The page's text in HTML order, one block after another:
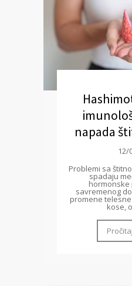
napada
12/
Problemi sa
spadaju
hormonske
savremenog
promene
kose,